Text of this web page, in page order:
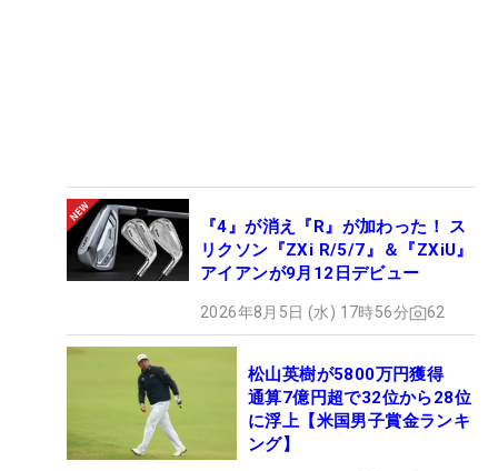
『4』が消え『R』が加わった！ ス
リクソン『ZXi R/5/7』＆『ZXiU』
アイアンが9月12日デビュー
2026年8月5日 (水) 17時56分 62
松山英樹が5800万円獲得
通算7億円超で32位から28位
に浮上【米国男子賞金ランキ
ング】